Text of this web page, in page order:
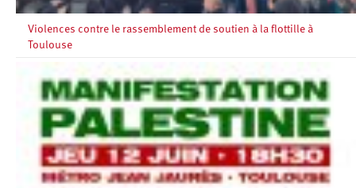
Violences contre le rassemblement de soutien à la flottille à
Toulouse